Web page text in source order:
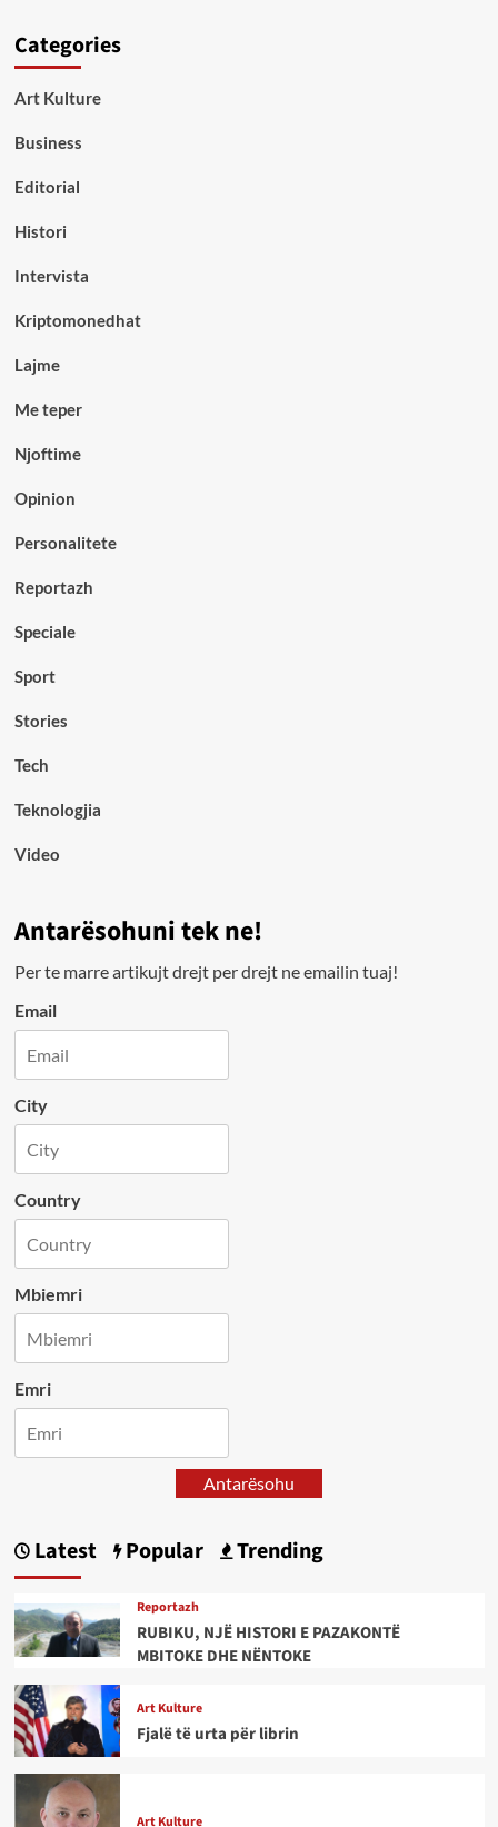
Categories
Art Kulture
Business
Editorial
Histori
Intervista
Kriptomonedhat
Lajme
Me teper
Njoftime
Opinion
Personalitete
Reportazh
Speciale
Sport
Stories
Tech
Teknologjia
Video
Antarësohuni tek ne!
Per te marre artikujt drejt per drejt ne emailin tuaj!
Email
City
Country
Mbiemri
Emri
Antarësohu
Latest Popular Trending
Reportazh
RUBIKU, NJË HISTORI E PAZAKONTË
MBITOKE DHE NËNTOKE
Art Kulture
Fjalë të urta për librin
Art Kulture